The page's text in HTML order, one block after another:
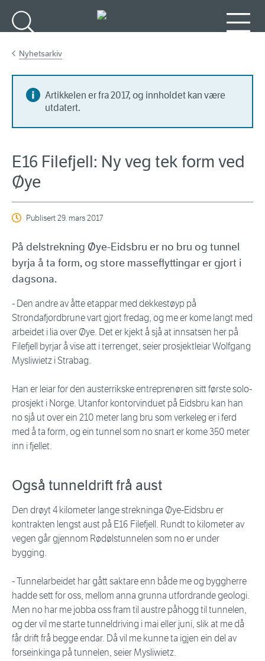
Nyhetsarkiv
Artikkelen er fra 2017, og innholdet kan være
utdatert.
E16 Filefjell: Ny veg tek form ved
Øye
Publisert29. mars 2017
På delstrekning Øye-Eidsbru er no bru og tunnel
byrja å ta form, og store masseflyttingar er gjort i
dagsona.
- Den andre av åtte etappar med dekkestøyp på
Strondafjordbrune vart gjort fredag, og me er kome langt med
arbeidet i lia over Øye. Det er kjekt å sjå at innsatsen her på
Filefjell byrjar å vise att i terrenget, seier prosjektleiar Wolfgang
Mysliwietz i Strabag.
Han er leiar for den austerrikske entreprenøren sitt første solo-
prosjekt i Norge. Utanfor kontorvinduet på Eidsbru kan han
no sjå ut over ein 210 meter lang bru som verkeleg er i ferd
med å ta form, og ein tunnel som no snart er kome 350 meter
inn i fjellet.
Også tunneldrift frå aust
Den drøyt 4 kilometer lange strekninga Øye-Eidsbru er
kontrakten lengst aust på E16 Filefjell. Rundt to kilometer av
vegen går gjennom Rødølstunnelen som no er under
bygging.
- Tunnelarbeidet har gått saktare enn både me og byggherre
hadde sett for oss, mellom anna grunna utfordrande geologi.
Men no har me jobba oss fram til austre påhogg til tunnelen,
og der vil me starte tunneldriving i mai eller juni, slik at me då
får drift frå begge endar. Då vil me kunne ta igjen ein del av
forseinkinga på tunnelen, seier Mysliwietz.